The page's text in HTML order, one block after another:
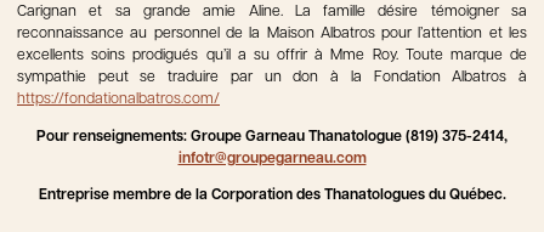
Carignan et sa grande amie Aline. La famille désire témoigner sa
reconnaissance au personnel de la Maison Albatros pour l’attention et les
excellents soins prodigués qu’il a su offrir à Mme Roy. Toute marque de
sympathie peut se traduire par un don à la Fondation Albatros à
https://fondationalbatros.com/
Pour renseignements: Groupe Garneau Thanatologue (819) 375-2414,
infotr@groupegarneau.com
Entreprise membre de la Corporation des Thanatologues du Québec.